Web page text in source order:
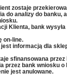
zostaje
do analizy do banku,
Klienta, bank
on-line.
informacją dla
sfinansowana przez
przez bank wniosku
jest anulowane.